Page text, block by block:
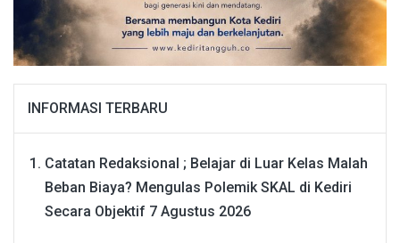
INFORMASI TERBARU
Catatan Redaksional ; Belajar di Luar Kelas Malah
Beban Biaya? Mengulas Polemik SKAL di Kediri
Secara Objektif 7 Agustus 2026